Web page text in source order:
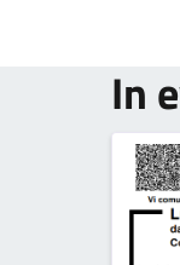
In